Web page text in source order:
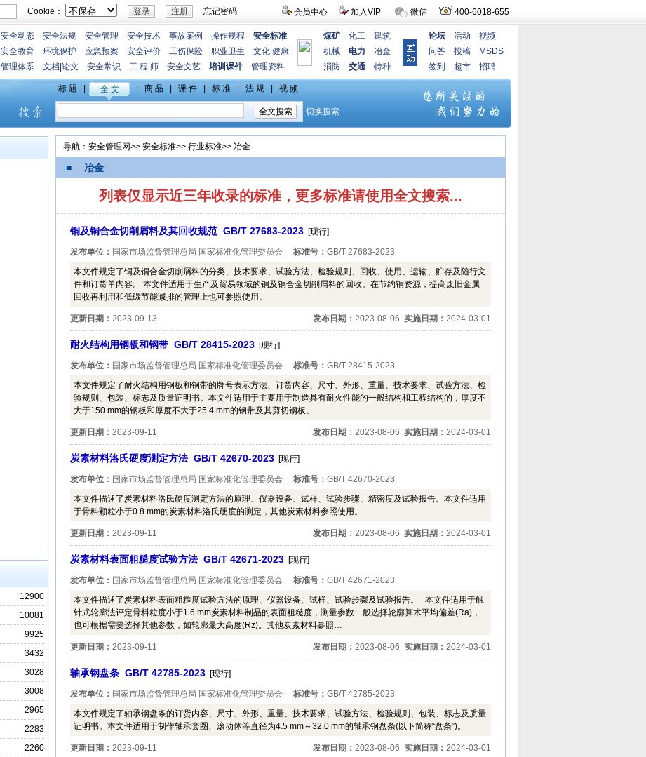
会员中心 加入VIP 微信 400-6018-655
Cookie： 忘记密码
安全动态 安全法规 安全管理 安全技术 事故案例 操作规程
安全标准
安全教育
环境保护 应急预案 安全评价 工伤保险 职业卫生 文化 健康
管理体系
文档 论文 安全常识 工 程 师 安全文艺 培训课件 管理资料
煤矿 化工
建筑
机械
电力
冶金
消防
交通 特种
论坛 活动
视频
问答
投稿
MSDS
签到
超市 招聘
12900
10081
9925
3432
3028
3008
2965
2283
2260
导航： 安全管理网>> 安全标准>> 行业标准>> 冶金
■ 冶金
列表仅显示近三年收录的标准，更多标准请使用全文搜索...
铜及铜合金切削屑料及其回收规范 GB/T 27683-2023 [现行]
发布单位： 国家市场监督管理总局 国家标准化管理委员会 标准号： GB/T 27683-2023
本文件规定了铜及铜合金切削屑料的分类、技术要求、试验方法、检验规则、回收、使用、运输、贮存及随行文
件和订货单内容。 本文件适用于生产及贸易领域的铜及铜合金切削屑料的回收。在节约铜资源，提高废旧金属
回收再利用和低碳节能减排的管理上也可参照使用。
发布日期： 2023-08-06 实施日期： 2024-03-01
更新日期： 2023-09-13
耐火结构用钢板和钢带 GB/T 28415-2023 [现行]
发布单位： 国家市场监督管理总局 国家标准化管理委员会 标准号： GB/T 28415-2023
本文件规定了耐火结构用钢板和钢带的牌号表示方法、订货内容、尺寸、外形、重量、技术要求、试验方法、检
验规则、包装、标志及质量证明书。本文件适用于主要用于制造具有耐火性能的一般结构和工程结构的，厚度不
大于150 mm的钢板和厚度不大于25.4 mm的钢带及其剪切钢板。
发布日期： 2023-08-06 实施日期： 2024-03-01
更新日期： 2023-09-11
炭素材料洛氏硬度测定方法 GB/T 42670-2023 [现行]
发布单位： 国家市场监督管理总局 国家标准化管理委员会 标准号： GB/T 42670-2023
本文件描述了炭素材料洛氏硬度测定方法的原理、仪器设备、试样、试验步骤、精密度及试验报告。本文件适用
于骨料颗粒小于0.8 mm的炭素材料洛氏硬度的测定，其他炭素材料参照使用。
发布日期： 2023-08-06 实施日期： 2024-03-01
更新日期： 2023-09-11
炭素材料表面粗糙度试验方法 GB/T 42671-2023 [现行]
发布单位： 国家市场监督管理总局 国家标准化管理委员会 标准号： GB/T 42671-2023
本文件描述了炭素材料表面粗糙度试验方法的原理、仪器设备、试样、试验步骤及试验报告。 本文件适用于触
针式轮廓法评定骨料粒度小于1.6 mm炭素材料制品的表面粗糙度，测量参数一般选择轮廓算术平均偏差(Ra)，
也可根据需要选择其他参数，如轮廓最大高度(Rz)。其他炭素材料参照…
发布日期： 2023-08-06 实施日期： 2024-03-01
更新日期： 2023-09-11
轴承钢盘条 GB/T 42785-2023 [现行]
发布单位： 国家市场监督管理总局 国家标准化管理委员会 标准号： GB/T 42785-2023
本文件规定了轴承钢盘条的订货内容、尺寸、外形、重量、技术要求、试验方法、检验规则、包装、标志及质量
证明书。本文件适用于制作轴承套圈、滚动体等直径为4.5 mm～32.0 mm的轴承钢盘条(以下简称“盘条”)。
发布日期： 2023-08-06 实施日期： 2024-03-01
更新日期： 2023-09-11